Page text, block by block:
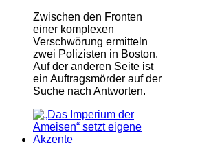
Zwischen den Fronten
einer komplexen
Verschwörung ermitteln
zwei Polizisten in Boston.
Auf der anderen Seite ist
ein Auftragsmörder auf der
Suche nach Antworten.